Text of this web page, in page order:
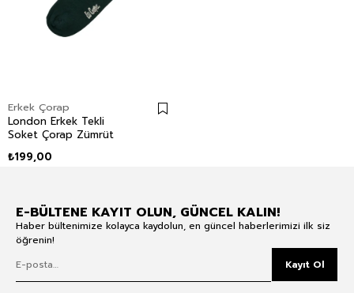
Erkek Çorap
London Erkek Tekli
Soket Çorap Zümrüt
₺199,00
E-BÜLTENE KAYIT OLUN, GÜNCEL KALIN!
Haber bültenimize kolayca kaydolun, en güncel haberlerimizi ilk siz
öğrenin!
Kayıt Ol